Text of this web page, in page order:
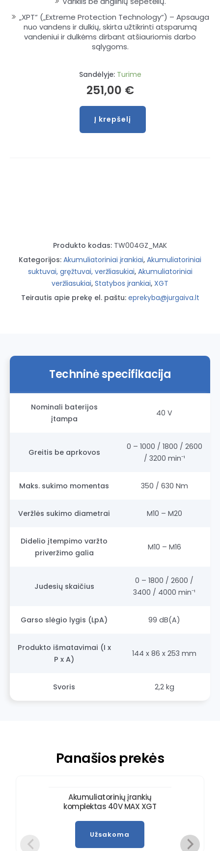
„XPT“ („Extreme Protection Technology“) – Apsauga
nuo vandens ir dulkių, skirta užtikrinti atsparumą
vandeniui ir dulkėms dirbant atšiauriomis darbo
sąlygoms.
Sandėlyje: Turime
251,00 €
produkto
kiekis:
Į krepšelį
Produkto kodas: TW004GZ_MAK
Kategorijos: Akumuliatoriniai įrankiai, Akumuliatoriniai
suktuvai, gręžtuvai, veržliasukiai, Akumuliatoriniai
veržliasukiai, Statybos įrankiai, XGT
Teirautis apie prekę el. paštu: eprekyba@jurgaiva.lt
Techninė specifikacija
Nominali baterijos
įtampa
40 V
Greitis be aprkovos
0 – 1000 / 1800 / 2600
/ 3200 min⁻¹
Maks. sukimo momentas 350 / 630 Nm
Veržlės sukimo diametrai M10 – M20
Didelio įtempimo varžto
priveržimo galia
M10 – M16
Judesių skaičius
0 – 1800 / 2600 /
3400 / 4000 min⁻¹
Garso slėgio lygis (LpA) 99 dB(A)
Produkto išmatavimai (I x
P x A)
144 x 86 x 253 mm
Svoris 2,2 kg
Panašios prekės
Akumuliatorinių įrankių
komplektas 40V MAX XGT
Užsakoma